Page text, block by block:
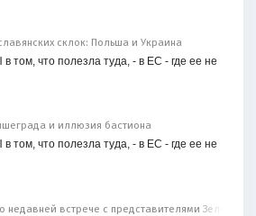
склок: Польша и Украина
что полезла туда, - в ЕС - где ее не
и иллюзия бастиона
что полезла туда, - в ЕС - где ее не
недавней встрече с представителями